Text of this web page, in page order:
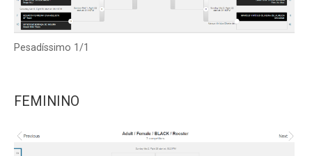
Pesadíssimo 1/1
FEMININO